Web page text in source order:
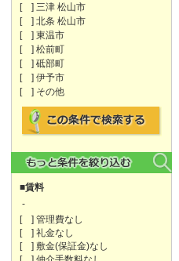
[ ] 三津 松山市
[ ] 北条 松山市
[ ] 東温市
[ ] 松前町
[ ] 砥部町
[ ] 伊予市
[ ] その他
■賃料
-
[ ] 管理費なし
[ ] 礼金なし
[ ] 敷金(保証金)なし